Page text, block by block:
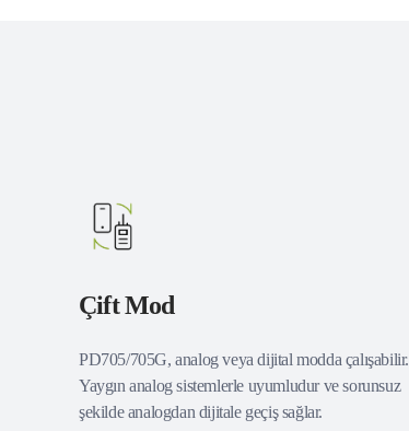
Çift Mod
PD705/705G, analog veya dijital modda çalışabilir.
Yaygın analog sistemlerle uyumludur ve sorunsuz
şekilde analogdan dijitale geçiş sağlar.